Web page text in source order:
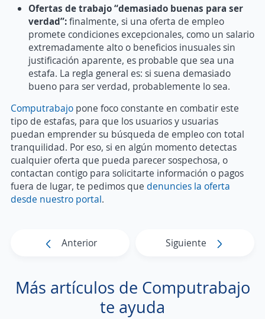
Ofertas de trabajo “demasiado buenas para ser
verdad”:finalmente, si una oferta de empleo
promete condiciones excepcionales, como un salario
extremadamente alto o beneficios inusuales sin
justificación aparente, es probable que sea una
estafa. La regla general es: si suena demasiado
bueno para ser verdad, probablemente lo sea.
Computrabajo pone foco constante en combatir este
tipo de estafas, para que los usuarios y usuarias
puedan emprender su búsqueda de empleo con total
tranquilidad. Por eso, si en algún momento detectas
cualquier oferta que pueda parecer sospechosa, o
contactan contigo para solicitarte información o pagos
fuera de lugar, te pedimos que denuncies la oferta
desde nuestro portal.
Anterior Siguiente
Más artículos de Computrabajo
te ayuda